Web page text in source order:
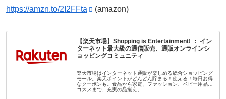
https://amzn.to/2I2FFta
(amazon)
【楽天市場】Shopping is Entertainment! ： イン
ターネット最大級の通信販売、通販オンラインシ
ョッピングコミュニティ
楽天市場はインターネット通販が楽しめる総合ショッピング
モール。楽天ポイントがどんどん貯まる！使える！毎日お得
なクーポンも。食品から家電、ファッション、ベビー用品、
コスメまで、充実の品揃え。